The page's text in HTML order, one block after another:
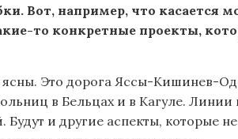
Вот, например, что касается
то конкретные проекты,
ясны. Это дорога Яссы-Кишинев-
в Бельцах и в Кагуле.
и другие аспекты, которые